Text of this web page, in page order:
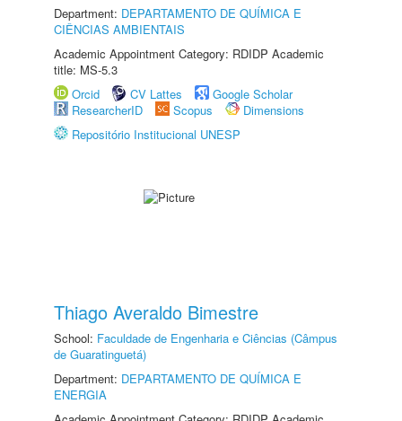
Department: DEPARTAMENTO DE QUÍMICA E
CIÊNCIAS AMBIENTAIS
Academic Appointment Category: RDIDP Academic
title: MS-5.3
Orcid
CV Lattes
Google Scholar
ResearcherID
Scopus
Dimensions
Repositório Institucional UNESP
Thiago Averaldo Bimestre
School: Faculdade de Engenharia e Ciências (Câmpus
de Guaratinguetá)
Department: DEPARTAMENTO DE QUÍMICA E
ENERGIA